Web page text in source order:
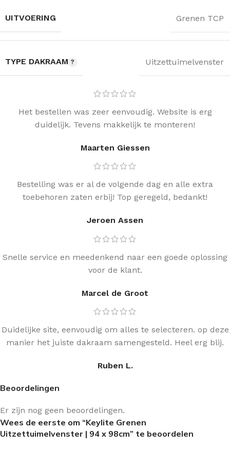
UITVOERING Grenen TCP
TYPE DAKRAAM Uitzettuimelvenster
Het bestellen was zeer eenvoudig. Website is erg
duidelijk. Tevens makkelijk te monteren!
Maarten Giessen
Bestelling was er al de volgende dag en alle extra
toebehoren zaten erbij! Top geregeld, bedankt!
Jeroen Assen
Snelle service en meedenkend naar een goede oplossing
voor de klant.
Marcel de Groot
Duidelijke site, eenvoudig om alles te selecteren. op deze
manier het juiste dakraam samengesteld. Heel erg blij.
Ruben L.
Beoordelingen
Er zijn nog geen beoordelingen.
Wees de eerste om “Keylite Grenen
Uitzettuimelvenster | 94 x 98cm” te beoordelen